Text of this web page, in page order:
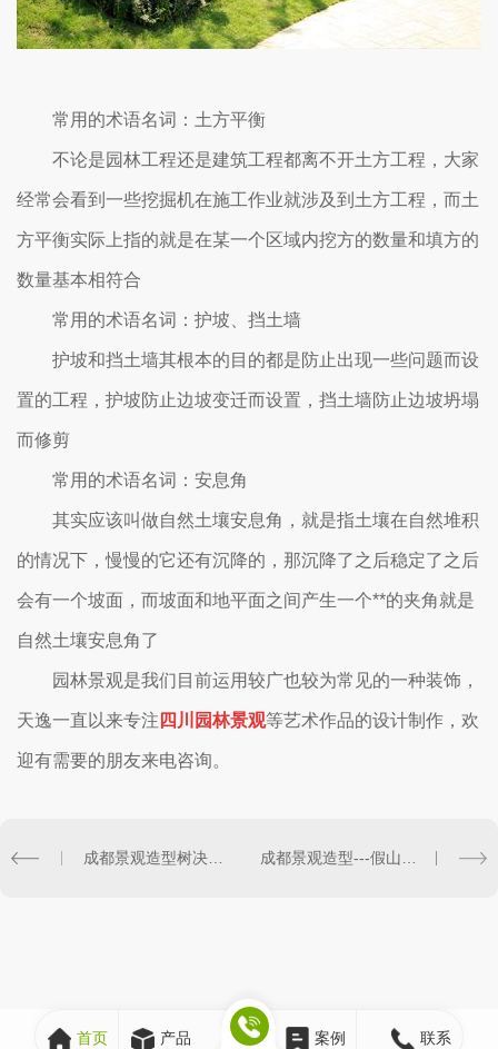
常用的术语名词：土方平衡
不论是园林工程还是建筑工程都离不开土方工程，大家
经常会看到一些挖掘机在施工作业就涉及到土方工程，而土
方平衡实际上指的就是在某一个区域内挖方的数量和填方的
数量基本相符合
常用的术语名词：护坡、挡土墙
护坡和挡土墙其根本的目的都是防止出现一些问题而设
置的工程，护坡防止边坡变迁而设置，挡土墙防止边坡坍塌
而修剪
常用的术语名词：安息角
其实应该叫做自然土壤安息角，就是指土壤在自然堆积
的情况下，慢慢的它还有沉降的，那沉降了之后稳定了之后
会有一个坡面，而坡面和地平面之间产生一个**的夹角就是
自然土壤安息角了
园林景观是我们目前运用较广也较为常见的一种装饰，
天逸一直以来专注 四川园林景观等艺术作品的设计制作，欢
迎有需要的朋友来电咨询。
首页 产品 案例 联系